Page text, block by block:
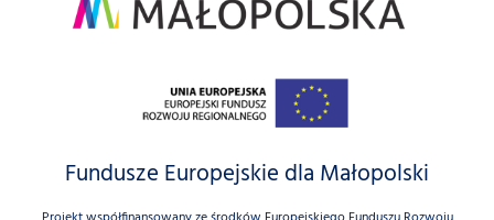
Fundusze Europejskie dla Małopolski